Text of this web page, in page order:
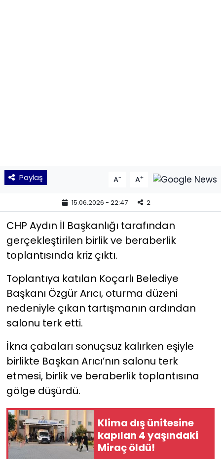
Paylaş A- A+
15.06.2026 - 22:47 2
CHP Aydın İl Başkanlığı tarafından
gerçekleştirilen birlik ve beraberlik
toplantısında kriz çıktı.
Toplantıya katılan Koçarlı Belediye
Başkanı Özgür Arıcı, oturma düzeni
nedeniyle çıkan tartışmanın ardından
salonu terk etti.
İkna çabaları sonuçsuz kalırken eşiyle
birlikte Başkan Arıcı’nın salonu terk
etmesi, birlik ve beraberlik toplantısına
gölge düşürdü.
Klima dış ünitesine
kapılan 4 yaşındaki
Miraç öldü!
YEREL YÖNETİMLER
Yurt